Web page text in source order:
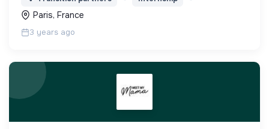
Paris, France
3 years ago